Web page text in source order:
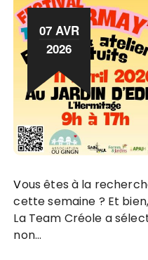
07 AVR
2026
Vous êtes à la recherche d’idées de sorties pour
cette semaine ? Et
La Team Créole a
non…